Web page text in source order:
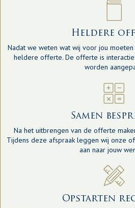
Heldere
Nadat we weten wat wij voor jou
heldere offerte. De offerte is
worden
Samen
Na het uitbrengen van de offerte
Tijdens deze afspraak leggen wij onze
aan naar jouw
Opstarten